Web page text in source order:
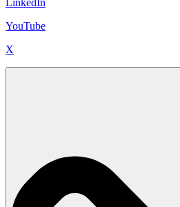
YouTube
X